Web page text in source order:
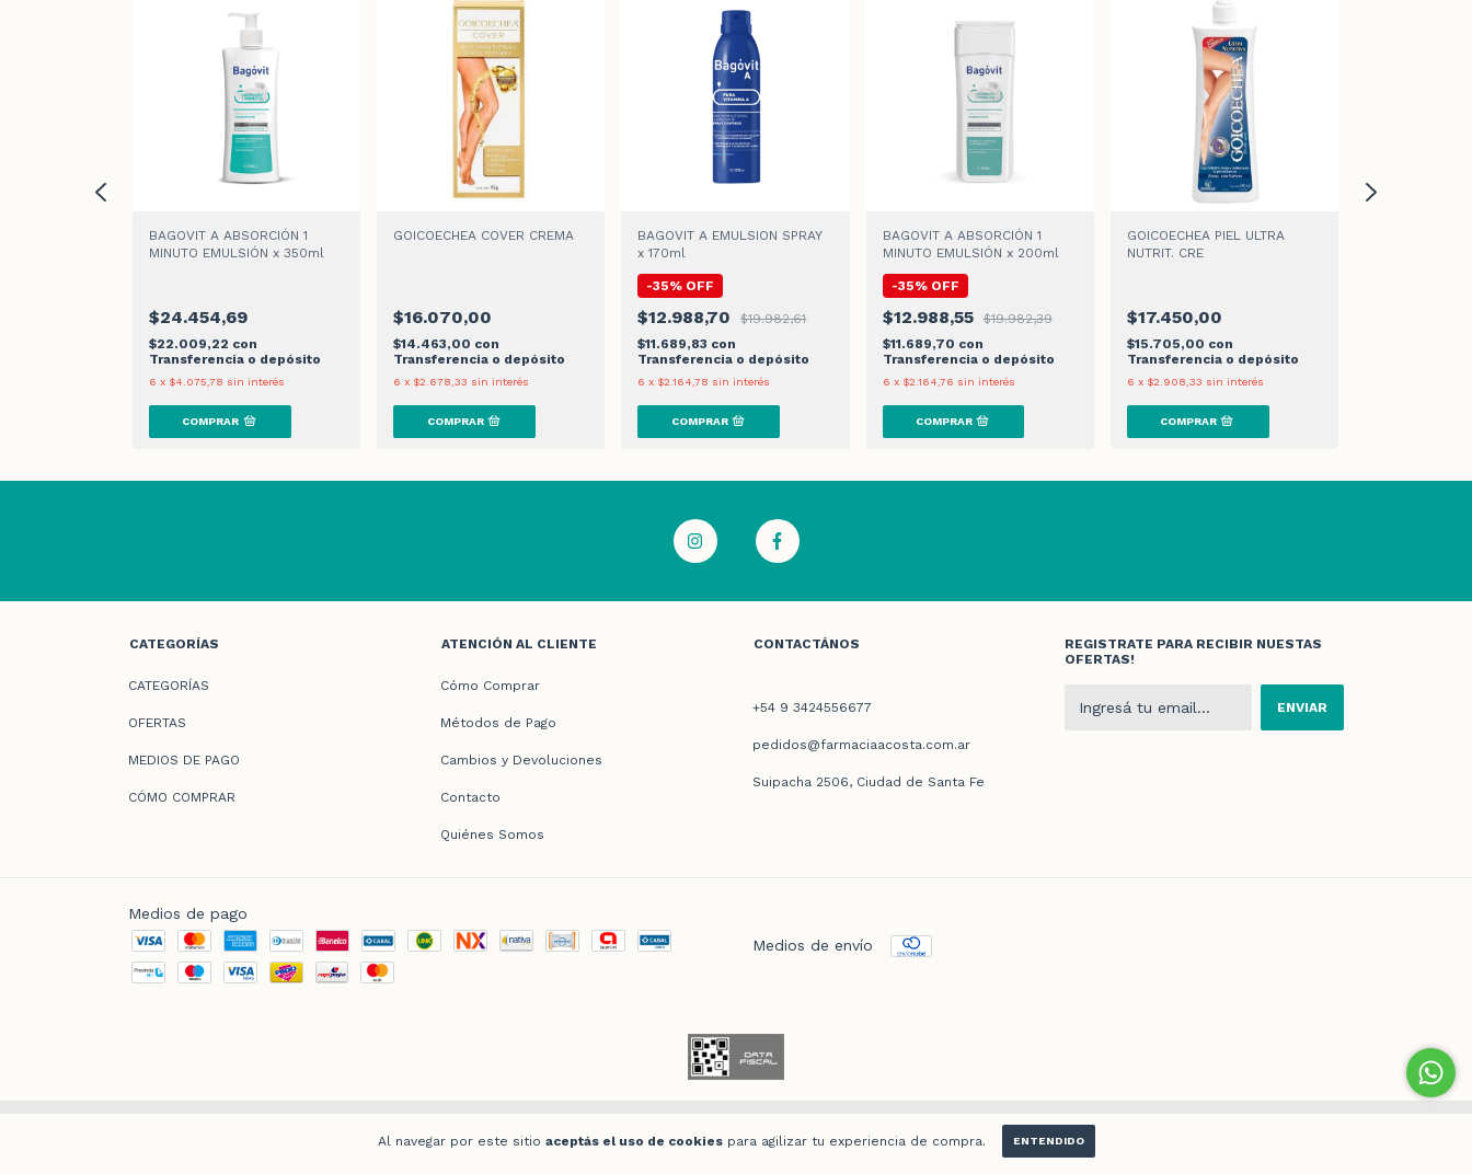
Al navegar por este sitio aceptás el uso de cookiespara agilizar tu experiencia de compra. ENTENDIDO
BAGOVIT A ABSORCIÓN 1
MINUTO EMULSIÓN x 350ml
$24.454,69
$22.009,22 con
Transferencia o depósito
6 x $4.075,78 sin interés
GOICOECHEA COVER CREMA
$16.070,00
$14.463,00 con
Transferencia o depósito
6 x $2.678,33 sin interés
BAGOVIT A EMULSION SPRAY
x 170ml
-35% OFF
$12.988,70
$19.982,61
$11.689,83 con
Transferencia o depósito
6 x $2.164,78 sin interés
BAGOVIT A ABSORCIÓN 1
MINUTO EMULSIÓN x 200ml
-35% OFF
$12.988,55
$19.982,39
$11.689,70 con
Transferencia o depósito
6 x $2.164,76 sin interés
GOICOECHEA PIEL ULTRA
NUTRIT. CRE
$17.450,00
$15.705,00 con
Transferencia o depósito
6 x $2.908,33 sin interés
CATEGORÍAS
CATEGORÍAS
OFERTAS
MEDIOS DE PAGO
CÓMO COMPRAR
ATENCIÓN AL CLIENTE
Cómo Comprar
Métodos de Pago
Cambios y Devoluciones
Contacto
Quiénes Somos
CONTACTÁNOS
+54 9 3424556677
pedidos@farmaciaacosta.com.ar
Suipacha 2506, Ciudad de Santa Fe
REGISTRATE PARA RECIBIR NUESTAS
OFERTAS!
Medios de pago
Medios de envío